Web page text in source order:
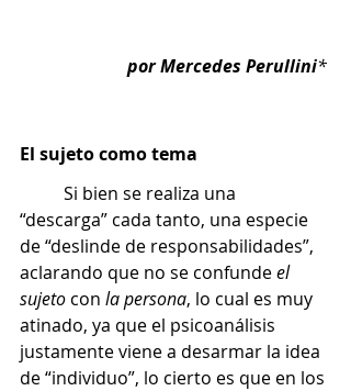
por Mercedes Perullini*
El sujeto como tema
“descarga” cada tanto, una especie
de “deslinde de responsabilidades”,
aclarando que no se confunde el
sujeto con la persona, lo cual es muy
atinado, ya que el psicoanálisis
justamente viene a desarmar la idea
de “individuo”, lo cierto es que en los